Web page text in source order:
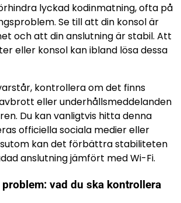
lyckad kodinmatning, ofta på
Se till att din konsol är
och att din anslutning är stabil. Att
eller konsol kan ibland lösa dessa
kontrollera om det finns
eller underhållsmeddelanden
Du kan vanligtvis hitta denna
officiella sociala medier eller
kan det förbättra stabiliteten
anslutning jämfört med Wi-Fi.
vad du ska kontrollera